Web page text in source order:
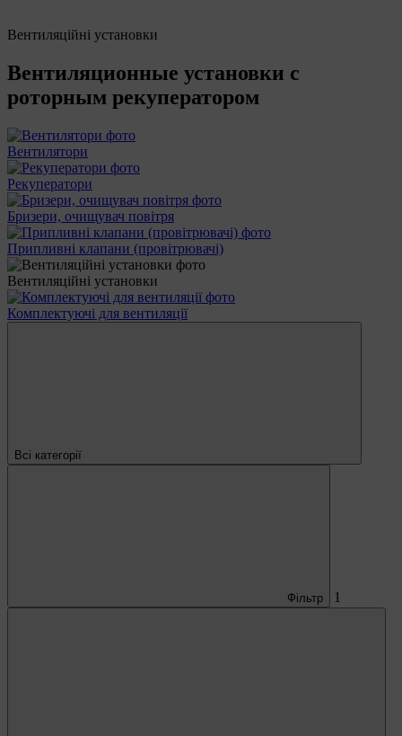
Вентиляційні установки
Вентиляционные установки с
роторным рекуператором
Вентилятори
Рекуператори
Бризери, очищувач повітря
Припливні клапани (провітрювачі)
Вентиляційні установки
Комплектуючі для вентиляції
Всі категорії
Фільтр 1